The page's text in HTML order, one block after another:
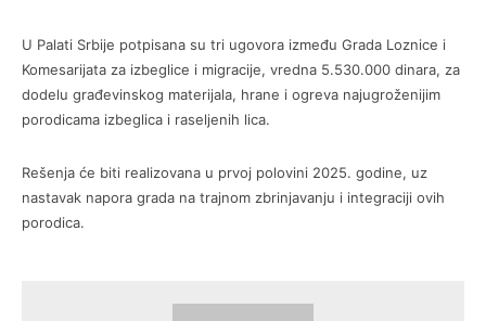
U Palati Srbije potpisana su tri ugovora između Grada Loznice i
Komesarijata za izbeglice i migracije, vredna 5.530.000 dinara, za
dodelu građevinskog materijala, hrane i ogreva najugroženijim
porodicama izbeglica i raseljenih lica.
Rešenja će biti realizovana u prvoj polovini 2025. godine, uz
nastavak napora grada na trajnom zbrinjavanju i integraciji ovih
porodica.